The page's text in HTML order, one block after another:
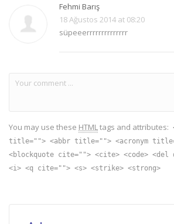
Fehmi Barış
18 Ağustos 2014 at 08:20
süpeeerrrrrrrrrrrrrr
You may use these HTML tags and attributes:
title=""> <abbr title=""> <acronym
<blockquote cite=""> <cite> <code> <del
<i> <q cite=""> <s> <strike> <strong>